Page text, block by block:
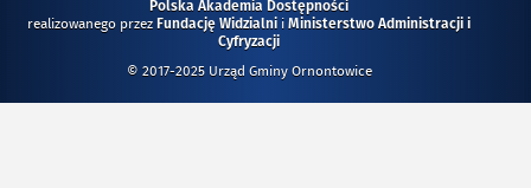
Polska Akademia Dostępności
realizowanego przezFundację Widzialni iMinisterstwo Administracji i
Cyfryzacji
© 2017-2025 Urząd Gminy Ornontowice